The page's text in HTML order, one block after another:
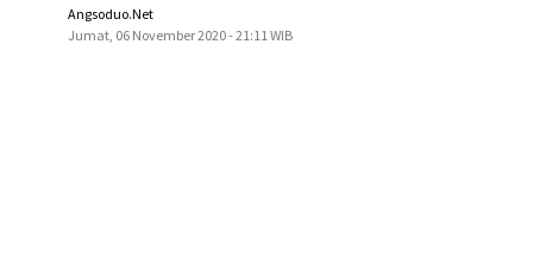
Angsoduo.net
Jumat, 06 November 2020 - 21:11 WIB